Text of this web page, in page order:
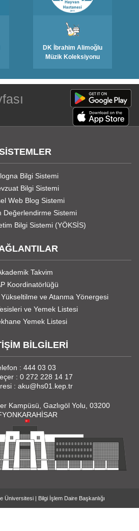
DK İbrahim Alimoğlu
Müzik Koleksiyonu
Bilgi Sistemi
Bilgi Sistemi
Web Blog Sistemi
Değerlendirme Sistemi
Bilgi Sistemi (YÖKSİS)
Takvim
Koordinatörlüğü
ve Atanma Yönergesi
ve Yemek Listesi
Yemek Listesi
BİLGİLERİ
: 444 03 03
: 0 272 228 14 17
: aku@hs01.kep.tr
Kampüsü, Gazlıgöl Yolu, 03200
Üniversitesi | Bilgi İşlem Daire Başkanlığı